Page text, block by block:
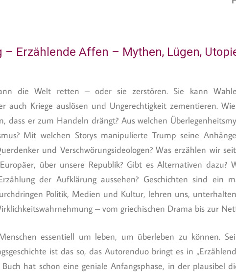
Erzählende Affen – Mythen, Lügen,
die Welt retten – oder sie zerstören. Sie kann
auch Kriege auslösen und Ungerechtigkeit zementieren.
dass er zum Handeln drängt? Aus welchen
Mit welchen Storys manipulierte Trump seine
und Verschwörungsideologen? Was erzählen wir
über unsere Republik? Gibt es Alternativen dazu?
der Aufklärung aussehen? Geschichten sind ein
Politik, Medien und Kultur, lehren uns,
– vom griechischen Drama bis zur
essentiell um leben, um überleben zu können.
ist das so, das Autorenduo bringt es in
hat schon eine geniale Anfangsphase, in der plausibel